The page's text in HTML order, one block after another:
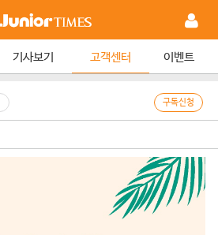
기사보기 고객센터 이벤트
구독신청